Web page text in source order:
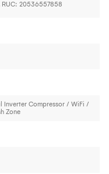
RUC: 20536557858
Compressor / WiFi /
Zone